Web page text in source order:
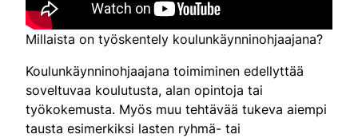
Millaista on työskentely koulunkäynninohjaajana?
Koulunkäynninohjaajana toimiminen edellyttää
soveltuvaa koulutusta, alan opintoja tai
työkokemusta. Myös muu tehtävää tukeva aiempi
tausta esimerkiksi lasten ryhmä- tai